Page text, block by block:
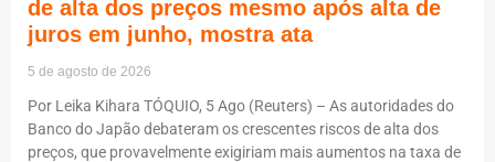
de alta dos preços mesmo após alta de
juros em junho, mostra ata
5 de agosto de 2026
Por Leika Kihara TÓQUIO, 5 Ago (Reuters) – As autoridades do
Banco do Japão debateram os crescentes riscos de alta dos
preços, que provavelmente exigiriam mais aumentos na taxa de